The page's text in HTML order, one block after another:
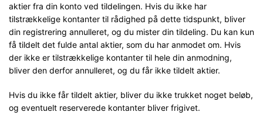
aktier fra din konto ved tildelingen. Hvis du ikke har
tilstrækkelige kontanter til rådighed på dette tidspunkt, bliver
din registrering annulleret, og du mister din tildeling. Du kan kun
få tildelt det fulde antal aktier, som du har anmodet om. Hvis
der ikke er tilstrækkelige kontanter til hele din anmodning,
bliver den derfor annulleret, og du får ikke tildelt aktier.
Hvis du ikke får tildelt aktier, bliver du ikke trukket noget beløb,
og eventuelt reserverede kontanter bliver frigivet.